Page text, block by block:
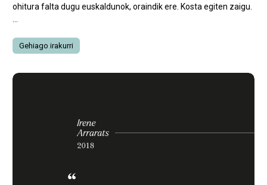
ohitura falta dugu euskaldunok, oraindik ere. Kosta egiten zaigu.
Gehiago irakurri